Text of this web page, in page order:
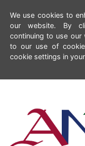
We use cookies to
our website. By
continuing to use our
to our use of
cookie settings in